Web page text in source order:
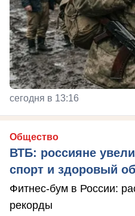
сегодня в 13:16
Общество
ВТБ: россияне
спорт и здоровый
Фитнес-бум в России:
рекорды